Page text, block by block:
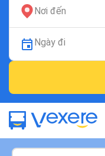
Nơi đến
Ngày đi